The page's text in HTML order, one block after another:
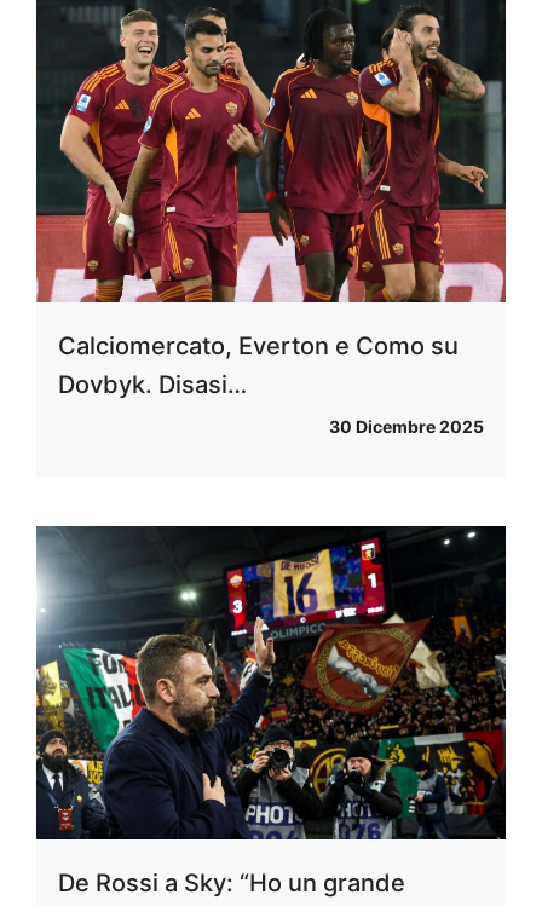
Calciomercato, Everton e Como su
Dovbyk. Disasi…
30 Dicembre 2025
De Rossi a Sky: “Ho un grande